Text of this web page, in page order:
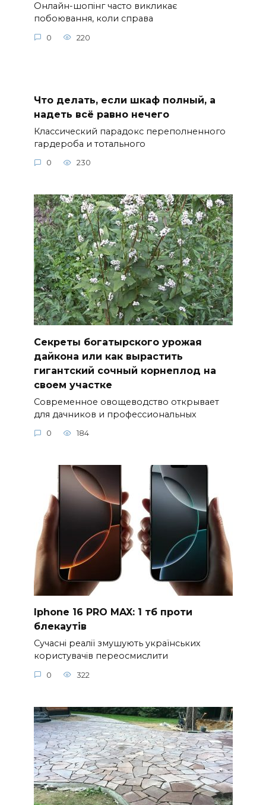
Онлайн-шопінг часто викликає
побоювання, коли справа
0 220
Что делать, если шкаф полный, а
надеть всё равно нечего
Классический парадокс переполненного
гардероба и тотального
0 230
Секреты богатырского урожая
дайкона или как вырастить
гигантский сочный корнеплод на
своем участке
Современное овощеводство открывает
для дачников и профессиональных
0 184
Iphone 16 PRO MAX: 1 тб проти
блекаутів
Сучасні реалії змушують українських
користувачів переосмислити
0 322